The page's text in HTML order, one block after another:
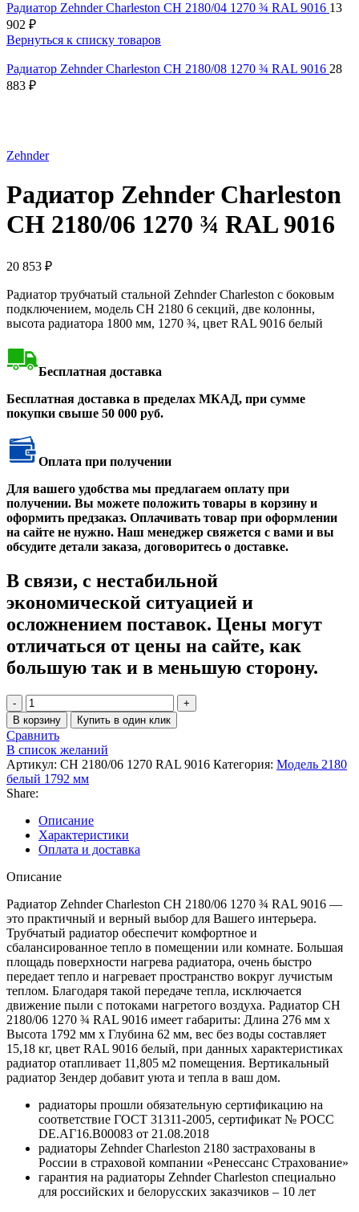
Радиатор Zehnder Charleston CH 2180/04 1270 ¾ RAL 9016 13
902 ₽
Вернуться к списку товаров
Радиатор Zehnder Charleston CH 2180/08 1270 ¾ RAL 9016 28
883 ₽
Zehnder
Радиатор Zehnder Charleston
CH 2180/06 1270 ¾ RAL 9016
20 853 ₽
Радиатор трубчатый стальной Zehnder Charleston с боковым
подключением, модель CH 2180 6 секций, две колонны,
высота радиатора 1800 мм, 1270 ¾, цвет RAL 9016 белый
Бесплатная доставка
Бесплатная доставка в пределах МКАД, при сумме
покупки свыше 50 000 руб.
Оплата при получении
Для вашего удобства мы предлагаем оплату при
получении. Вы можете положить товары в корзину и
оформить предзаказ. Оплачивать товар при оформлении
на сайте не нужно. Наш менеджер свяжется с вами и вы
обсудите детали заказа, договоритесь о доставке.
В связи, с нестабильной
экономической ситуацией и
осложнением поставок. Цены могут
отличаться от цены на сайте, как
большую так и в меньшую сторону.
Количество
товара
Радиатор
Zehnder
Charleston
CH
2180/06
1270
¾
RAL
9016
В корзину Купить в один клик
Сравнить
В список желаний
Артикул: CH 2180/06 1270 RAL 9016 Категория: Модель 2180
белый 1792 мм
Share:
Описание
Характеристики
Оплата и доставка
Описание
Радиатор Zehnder Charleston CH 2180/06 1270 ¾ RAL 9016 —
это практичный и верный выбор для Вашего интерьера.
Трубчатый радиатор обеспечит комфортное и
сбалансированное тепло в помещении или комнате. Большая
площадь поверхности нагрева радиатора, очень быстро
передает тепло и нагревает пространство вокруг лучистым
теплом. Благодаря такой передаче тепла, исключается
движение пыли с потоками нагретого воздуха. Радиатор CH
2180/06 1270 ¾ RAL 9016 имеет габариты: Длина 276 мм х
Высота 1792 мм х Глубина 62 мм, вес без воды составляет
15,18 кг, цвет RAL 9016 белый, при данных характеристиках
радиатор отапливает 11,805 м2 помещения. Вертикальный
радиатор Зендер добавит уюта и тепла в ваш дом.
радиаторы прошли обязательную сертификацию на
соответствие ГОСТ 31311-2005, сертификат № POCC
DE.АГ16.В00083 от 21.08.2018
радиаторы Zehnder Charleston 2180 застрахованы в
России в страховой компании «Ренессанс Страхование»
гарантия на радиаторы Zehnder Charleston специально
для российских и белорусских заказчиков – 10 лет